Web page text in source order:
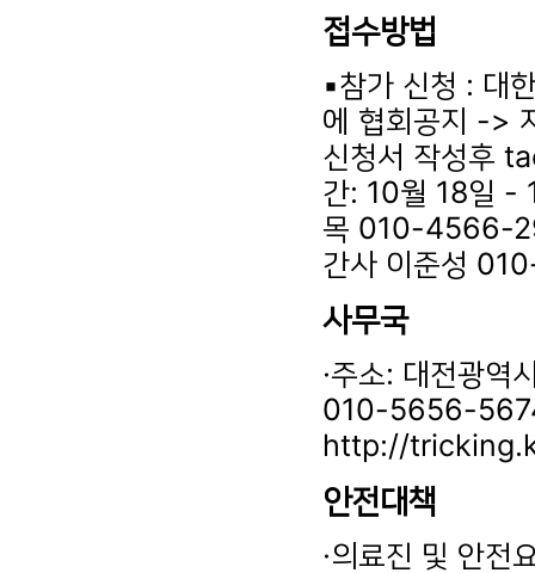
접수방법
▪참가 신청 : 대
에 협회공지 ->
신청서 작성후
간: 10월 18일 -
목 010-4566-
간사 이준성
사무국
·주소: 대전광
010-5656-
http://
안전대책
·의료진 및 안전